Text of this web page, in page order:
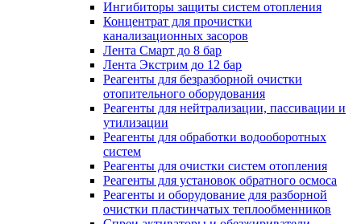
Ингибиторы защиты систем отопления
Концентрат для прочистки
канализационных засоров
Лента Смарт до 8 бар
Лента Экстрим до 12 бар
Реагенты для безразборной очистки
отопительного оборудования
Реагенты для нейтрализации, пассивации и
утилизации
Реагенты для обработки водооборотных
систем
Реагенты для очистки систем отопления
Реагенты для установок обратного осмоса
Реагенты и оборудование для разборной
очистки пластинчатых теплообменников